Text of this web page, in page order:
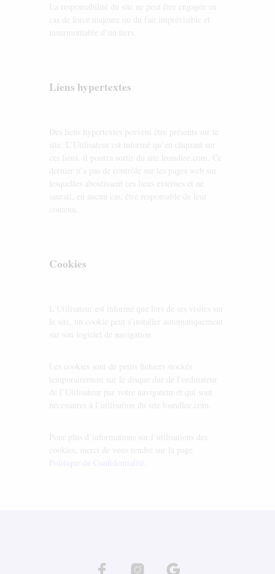
La responsabilité du site ne peut être engagée en
cas de force majeure ou du fait imprévisible et
insurmontable d’un tiers.
Liens hypertextes
Des liens hypertextes peuvent être présents sur le
site. L’Utilisateur est informé qu’en cliquant sur
ces liens, il pourra sortir du site loandlee.com. Ce
dernier n’a pas de contrôle sur les pages web sur
lesquelles aboutissent ces liens externes et ne
saurait, en aucun cas, être responsable de leur
contenu.
Cookies
L’Utilisateur est informé que lors de ses visites sur
le site, un cookie peut s’installer automatiquement
sur son logiciel de navigation.
Les cookies sont de petits fichiers stockés
temporairement sur le disque dur de l’ordinateur
de l’Utilisateur par votre navigateur et qui sont
nécessaires à l’utilisation du site loandlee.com.
Pour plus d’informations sur l’utilisations des
cookies, merci de vous rendre sur la page
Politique de Confidentialité